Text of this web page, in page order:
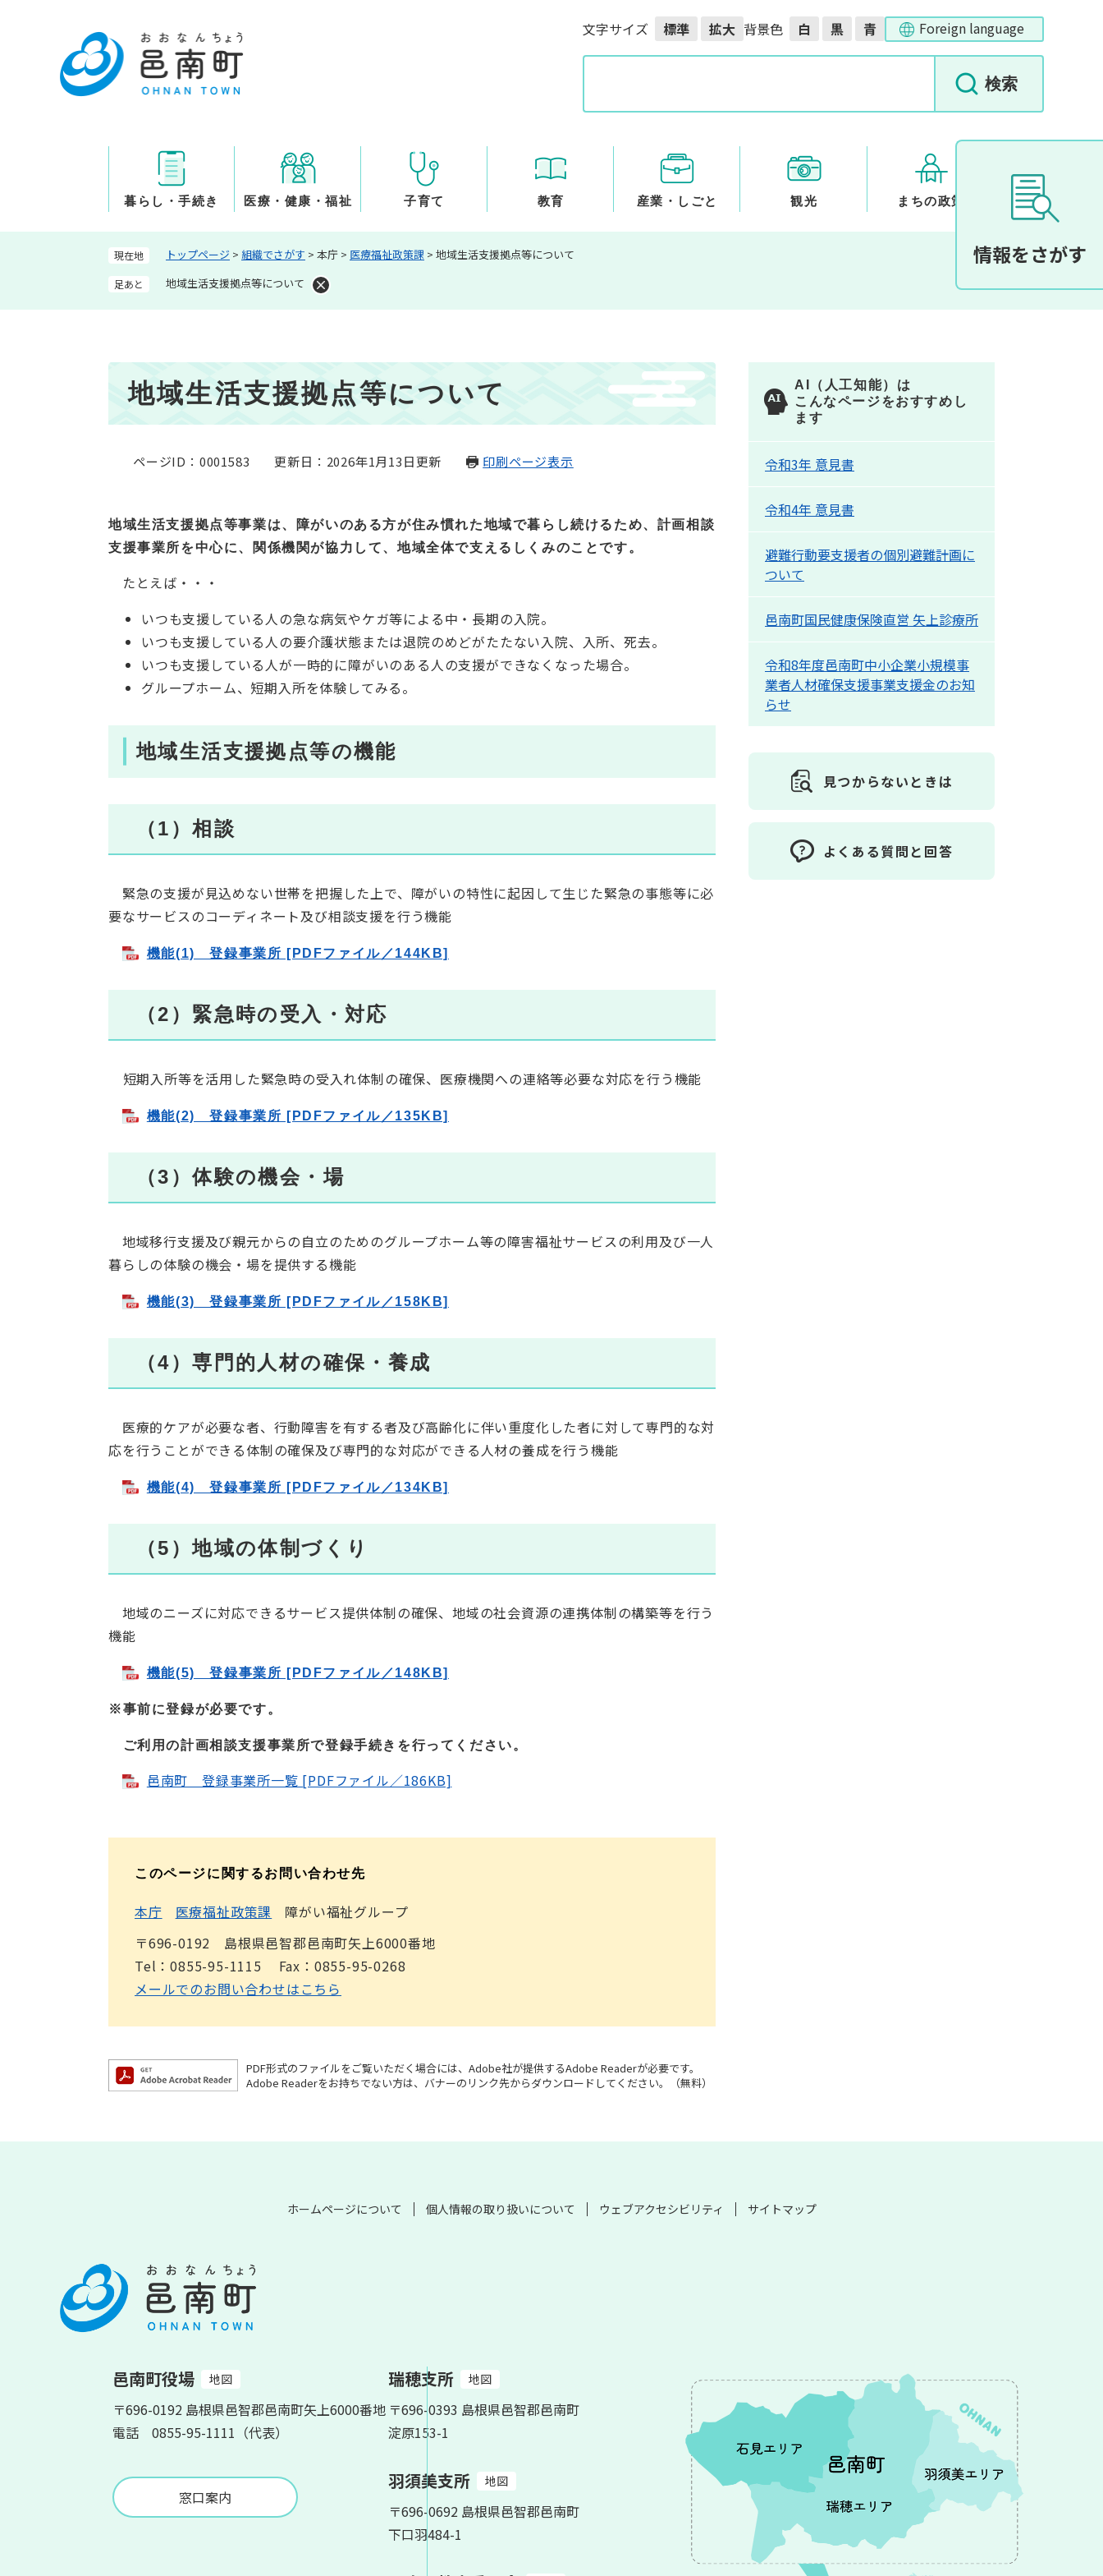
文字サイズ 標準 拡大 背景色 白 黒 青
Foreign language
情報をさがす
暮らし・手続き 医療・健康・福祉 子育て 教育 産業・しごと 観光 まちの政策
現在地 トップページ > 組織でさがす > 本庁 > 医療福祉政策課 > 地域生活支援拠点等について
足あと 地域生活支援拠点等について
地域生活支援拠点等について
ページID：0001583 更新日：2026年1月13日更新 印刷ページ表示
地域生活支援拠点等事業は、障がいのある方が住み慣れた地域で暮らし続けるため、計画相談
支援事業所を中心に、関係機関が協力して、地域全体で支えるしくみのことです。
たとえば・・・
いつも支援している人の急な病気やケガ等による中・長期の入院。
いつも支援している人の要介護状態または退院のめどがたたない入院、入所、死去。
いつも支援している人が一時的に障がいのある人の支援ができなくなった場合。
グループホーム、短期入所を体験してみる。
地域生活支援拠点等の機能
（1）相談
緊急の支援が見込めない世帯を把握した上で、障がいの特性に起因して生じた緊急の事態等に必
要なサービスのコーディネート及び相談支援を行う機能
機能(1) 登録事業所 [PDFファイル／144KB]
（2）緊急時の受入・対応
短期入所等を活用した緊急時の受入れ体制の確保、医療機関への連絡等必要な対応を行う機能
機能(2) 登録事業所 [PDFファイル／135KB]
（3）体験の機会・場
地域移行支援及び親元からの自立のためのグループホーム等の障害福祉サービスの利用及び一人
暮らしの体験の機会・場を提供する機能
機能(3) 登録事業所 [PDFファイル／158KB]
（4）専門的人材の確保・養成
医療的ケアが必要な者、行動障害を有する者及び高齢化に伴い重度化した者に対して専門的な対
応を行うことができる体制の確保及び専門的な対応ができる人材の養成を行う機能
機能(4) 登録事業所 [PDFファイル／134KB]
（5）地域の体制づくり
地域のニーズに対応できるサービス提供体制の確保、地域の社会資源の連携体制の構築等を行う
機能
機能(5) 登録事業所 [PDFファイル／148KB]
※事前に登録が必要です。
ご利用の計画相談支援事業所で登録手続きを行ってください。
邑南町 登録事業所一覧 [PDFファイル／186KB]
このページに関するお問い合わせ先
本庁 医療福祉政策課
障がい福祉グループ
〒696-0192 島根県邑智郡邑南町矢上6000番地
Tel：0855-95-1115
Fax：0855-95-0268
メールでのお問い合わせはこちら
PDF形式のファイルをご覧いただく場合には、Adobe社が提供するAdobe Readerが必要です。
Adobe Readerをお持ちでない方は、バナーのリンク先からダウンロードしてください。（無料）
AI（人工知能）は
こんなページをおすすめし
ます
令和3年 意見書
令和4年 意見書
避難行動要支援者の個別避難計画に
ついて
邑南町国民健康保険直営 矢上診療所
令和8年度邑南町中小企業小規模事
業者人材確保支援事業支援金のお知
らせ
見つからないときは
よくある質問と回答
ホームページについて 個人情報の取り扱いについて ウェブアクセシビリティ サイトマップ
邑南町役場 地図
〒696-0192 島根県邑智郡邑南町矢上6000番地
電話 0855-95-1111（代表）
窓口案内
瑞穂支所 地図
〒696-0393 島根県邑智郡邑南町
淀原153-1
羽須美支所 地図
〒696-0692 島根県邑智郡邑南町
下口羽484-1